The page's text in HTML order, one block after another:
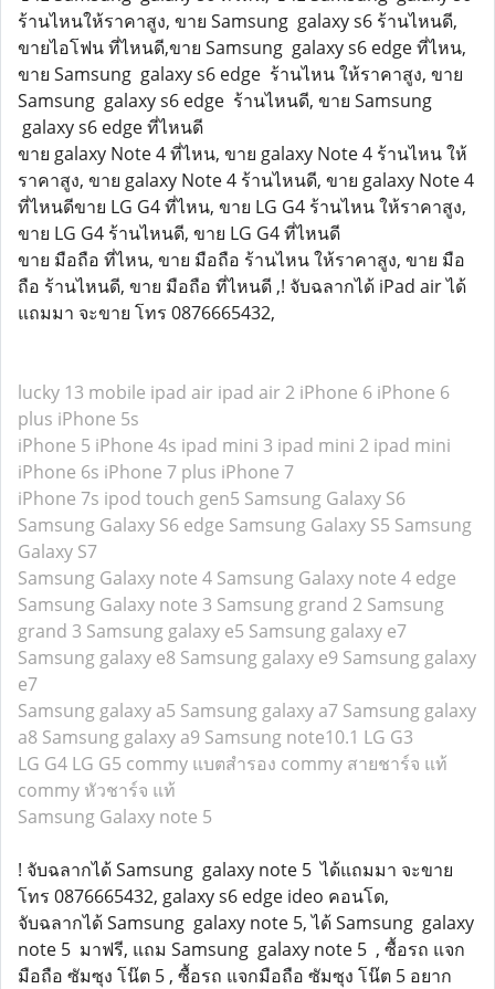
ร้านไหนให้ราคาสูง, ขาย Samsung galaxy s6 ร้านไหนดี,
ขายไอโฟน ที่ไหนดี,ขาย Samsung galaxy s6 edge ที่ไหน,
ขาย Samsung galaxy s6 edge ร้านไหน ให้ราคาสูง, ขาย
Samsung galaxy s6 edge ร้านไหนดี, ขาย Samsung
galaxy s6 edge ที่ไหนดี
ขาย galaxy Note 4 ที่ไหน, ขาย galaxy Note 4 ร้านไหน ให้
ราคาสูง, ขาย galaxy Note 4 ร้านไหนดี, ขาย galaxy Note 4
ที่ไหนดีขาย LG G4 ที่ไหน, ขาย LG G4 ร้านไหน ให้ราคาสูง,
ขาย LG G4 ร้านไหนดี, ขาย LG G4 ที่ไหนดี
ขาย มือถือ ที่ไหน, ขาย มือถือ ร้านไหน ให้ราคาสูง, ขาย มือ
ถือ ร้านไหนดี, ขาย มือถือ ที่ไหนดี ,! จับฉลากได้ iPad air ได้
แถมมา จะขาย โทร 0876665432,
lucky 13 mobile ipad air ipad air 2 iPhone 6 iPhone 6
plus iPhone 5s
iPhone 5 iPhone 4s ipad mini 3 ipad mini 2 ipad mini
iPhone 6s iPhone 7 plus iPhone 7
iPhone 7s ipod touch gen5 Samsung Galaxy S6
Samsung Galaxy S6 edge Samsung Galaxy S5 Samsung
Galaxy S7
Samsung Galaxy note 4 Samsung Galaxy note 4 edge
Samsung Galaxy note 3 Samsung grand 2 Samsung
grand 3 Samsung galaxy e5 Samsung galaxy e7
Samsung galaxy e8 Samsung galaxy e9 Samsung galaxy
e7
Samsung galaxy a5 Samsung galaxy a7 Samsung galaxy
a8 Samsung galaxy a9 Samsung note10.1 LG G3
LG G4 LG G5 commy แบตสำรอง commy สายชาร์จ แท้
commy หัวชาร์จ แท้
Samsung Galaxy note 5
! จับฉลากได้ Samsung galaxy note 5 ได้แถมมา จะขาย
โทร 0876665432, galaxy s6 edge ideo คอนโด,
จับฉลากได้ Samsung galaxy note 5, ได้ Samsung galaxy
note 5 มาฟรี, แถม Samsung galaxy note 5 , ซื้อรถ แจก
มือถือ ซัมซุง โน๊ต 5 , ซื้อรถ แจกมือถือ ซัมซุง โน๊ต 5 อยาก